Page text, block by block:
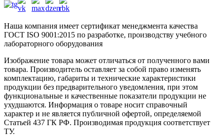
Наша компания имеет сертификат менеджмента качества
ГОСТ ISO 9001:2015 по разработке, производству учебного
лабораторного оборудования
Изображение товара может отличаться от полученного вами
товара. Производитель оставляет за собой право изменять
комплектацию, габариты и технические характеристики
продукции без предварительного уведомления, при этом
функциональные и качественные показатели продукции не
ухудшаются. Информация о товаре носит справочный
характер и не является публичной офертой, определяемой
Статьей 437 ГК РФ. Производимая продукция соответствует
ТУ.